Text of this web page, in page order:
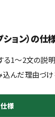
ション）の仕
1〜2文の説
んだ理由づけ
仕様